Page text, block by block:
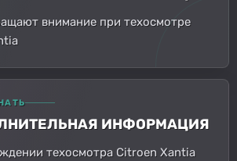
внимание при техосмотре
ИНФОРМАЦИЯ
техосмотра Citroen Xantia